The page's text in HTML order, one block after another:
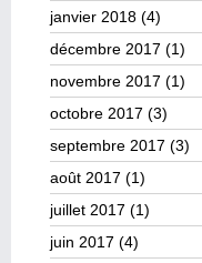
janvier 2018 (4)
décembre 2017 (1)
novembre 2017 (1)
octobre 2017 (3)
septembre 2017 (3)
août 2017 (1)
juillet 2017 (1)
juin 2017 (4)